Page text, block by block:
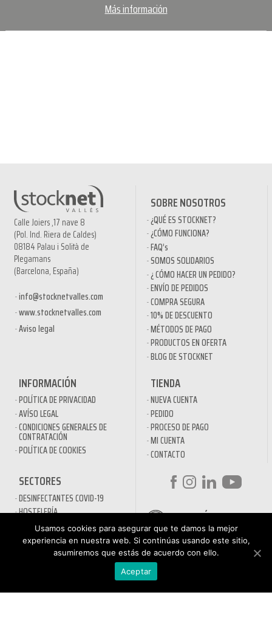
Más información
Calle Joiers ,17 nave 8
(Pol. Ind. Riera de Caldes)
08184 Palau i Solità de
Plegamans
(Barcelona, España)
info@stocknetvalles.com
www.stocknetvalles.com
Aviso legal
SOBRE NOSOTROS
¿QUÉ ES STOCKNET?
¿CÓMO FUNCIONA?
FAQ’s
SOMOS SOLIDARIOS
¿ CÓMO HACER UN PEDIDO?
ENVÍO DE PEDIDOS
COMPRA SEGURA
10% DE DESCUENTO
MÉTODOS DE PAGO
PRODUCTOS EN OFERTA
BLOG DE STOCKNET
INFORMACIÓN
POLÍTICA DE PRIVACIDAD
AVÍSO LEGAL
CONDICIONES GENERALES DE
CONTRATACIÓN
POLÍTICA DE COOKIES
TIENDA
NUEVA CUENTA
PEDIDO
PROCESO DE PAGO
MI CUENTA
CONTACTO
SECTORES
DESINFECTANTES COVID-19
HOSTELERÍA
AUTOMOCIÓN
NÁUTICA
MAQUINARIA PROFESIONAL
LIMPIEZA PARA EL HOGAR
ATENCIÓN AL
CLIENTE
900 897 890
Teléfono gratuito
Usamos cookies para asegurar que te damos la mejor
experiencia en nuestra web. Si continúas usando este sitio,
asumiremos que estás de acuerdo con ello.
Aceptar